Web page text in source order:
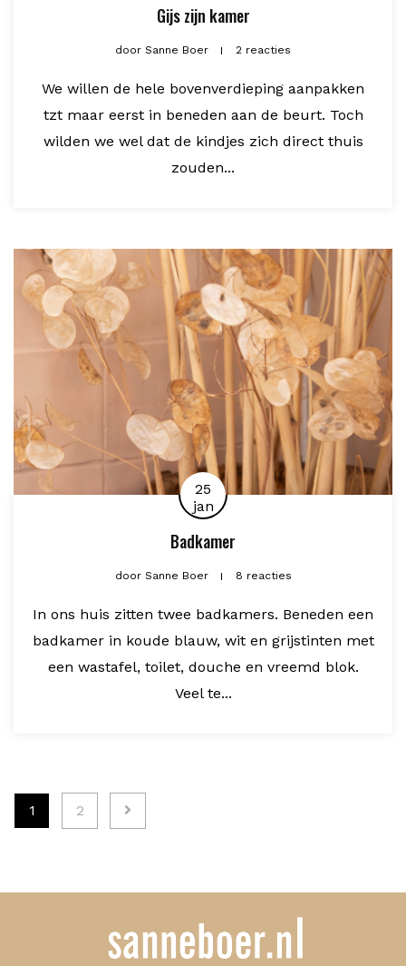
Gijs zijn kamer
door Sanne Boer 2 reacties
We willen de hele bovenverdieping aanpakken
tzt maar eerst in beneden aan de beurt. Toch
wilden we wel dat de kindjes zich direct thuis
zouden...
25
jan
Badkamer
doorSanne Boer 8 reacties
In ons huis zitten twee badkamers. Beneden een
badkamer in koude blauw, wit en grijstinten met
een wastafel, toilet, douche en vreemd blok.
Veel te...
Berichten
1 2